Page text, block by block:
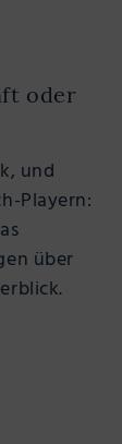
oder
und
Playern:
über